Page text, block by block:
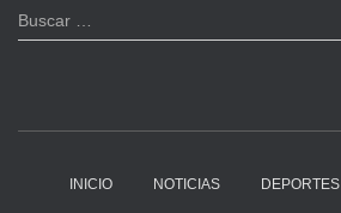
B
u
Buscar …
INICIO NOTICIAS DEPORTES